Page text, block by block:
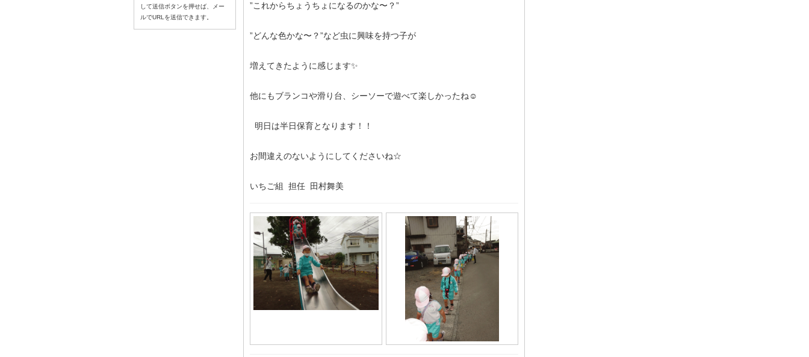
”これからちょうちょになるのかな〜？”
”どんな色かな〜？”など虫に興味を持つ子が
増えてきたように感じます✨
他にもブランコや滑り台、シーソーで遊べて楽しかったね☺️
明日は半日保育となります！！
お間違えのないようにしてくださいね☆
いちご組 担任 田村舞美
して送信ボタンを押せば、メー
ルでURLを送信できます。